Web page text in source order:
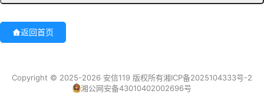
返回首页
Copyright © 2025-2026 安信119 版权所有湘ICP备2025104333号-2
湘公网安备43010402002696号